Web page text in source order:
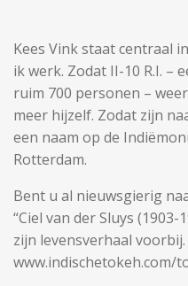
Kees Vink staat centraal
ik werk. Zodat II-10 R.I. –
ruim 700 personen –
meer hijzelf. Zodat zijn
een naam op de
Rotterdam.
Bent u al nieuwsgierig
“Ciel van der Sluys
zijn levensverhaal
www.indischetokeh.com/